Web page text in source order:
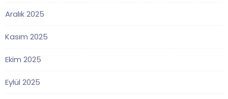
Aralık 2025
Kasım 2025
Ekim 2025
Eylül 2025